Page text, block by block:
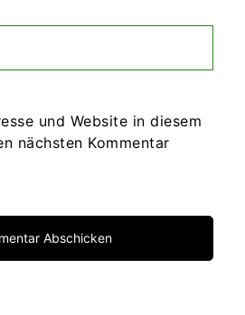
und Website in diesem
nächsten Kommentar